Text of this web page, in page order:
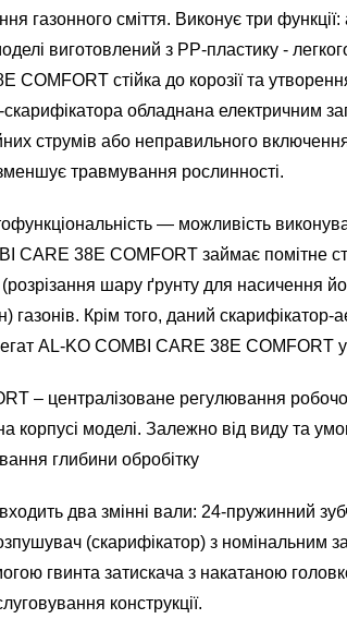
газонного сміття. Виконує три
виготовлений з РР-пластику -
COMFORT стійка до корозії та
обладнана електричним
струмів або неправильного
травмування рослинності.
— можливість
CARE 38E COMFORT займає помітне
шару ґрунту для насичення
Крім того, даний
AL-KO COMBI CARE 38E COMFORT
– централізоване регулювання
моделі. Залежно від виду та
глибини обробітку
два змінні вали: 24-пружинний
(скарифікатор) з номінальним
гвинта затискача з накатаною
конструкції.